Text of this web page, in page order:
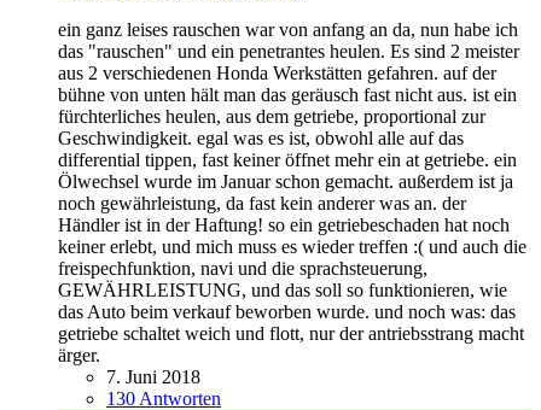
ein ganz leises rauschen war von anfang an da, nun habe ich
das "rauschen" und ein penetrantes heulen. Es sind 2 meister
aus 2 verschiedenen Honda Werkstätten gefahren. auf der
bühne von unten hält man das geräusch fast nicht aus. ist ein
fürchterliches heulen, aus dem getriebe, proportional zur
Geschwindigkeit. egal was es ist, obwohl alle auf das
differential tippen, fast keiner öffnet mehr ein at getriebe. ein
Ölwechsel wurde im Januar schon gemacht. außerdem ist ja
noch gewährleistung, da fast kein anderer was an. der
Händler ist in der Haftung! so ein getriebeschaden hat noch
keiner erlebt, und mich muss es wieder treffen :( und auch die
freispechfunktion, navi und die sprachsteuerung,
GEWÄHRLEISTUNG, und das soll so funktionieren, wie
das Auto beim verkauf beworben wurde. und noch was: das
getriebe schaltet weich und flott, nur der antriebsstrang macht
ärger.
7. Juni 2018
130 Antworten